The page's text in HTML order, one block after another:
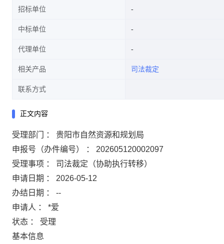
招标单位
中标单位
代理单位
相关产品 司法裁定
联系方式
正文内容
受理部门 ： 贵阳市自然资源和规划局
申报号（办件编号） ： 202605120002097
受理事项 ： 司法裁定（协助执行转移）
申请日期 ： 2026-05-12
办结日期 ： --
申请人 ： *爱
状态 ： 受理
基本信息